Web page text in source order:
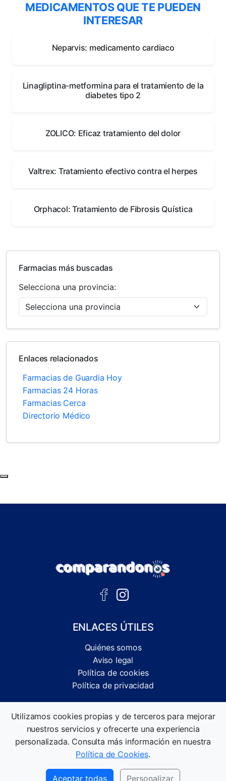
MEDICAMENTOS QUE TE PUEDEN
INTERESAR
Neparvis: medicamento cardiaco
Linagliptina-metformina para el tratamiento de la
diabetes tipo 2
ZOLICO: Eficaz tratamiento del dolor
Valtrex: Tratamiento efectivo contra el herpes
Orphacol: Tratamiento de Fibrosis Quística
Farmacias más buscadas
Selecciona una provincia:
Enlaces relacionados
Farmacias de Guardia Hoy
Farmacias 24 Horas
Farmacias Cerca
Directorio Médico
ENLACES ÚTILES
Quiénes somos
Aviso legal
Política de cookies
Política de privacidad
informativas.
©2026 Comparandonos. Todos los derechos reservados.
Utilizamos cookies propias y de terceros para mejorar
nuestros servicios y ofrecerte una experiencia
personalizada. Consulta más información en nuestra
Política de Cookies.
Aceptar todas Personalizar